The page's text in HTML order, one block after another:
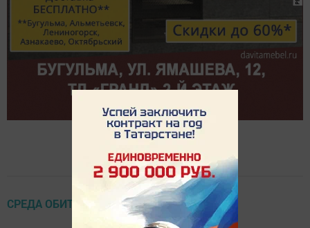
СРЕДА ОБИТАНИЯ